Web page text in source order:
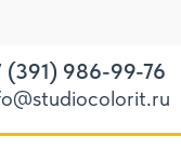
(391) 986-99-76